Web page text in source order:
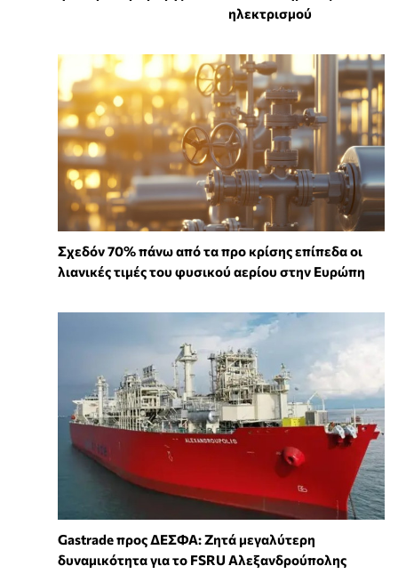
ηλεκτρισμού
Σχεδόν 70% πάνω από τα προ κρίσης επίπεδα οι
λιανικές τιμές του φυσικού αερίου στην Ευρώπη
Gastrade προς ΔΕΣΦΑ: Ζητά μεγαλύτερη
δυναμικότητα για το FSRU Αλεξανδρούπολης